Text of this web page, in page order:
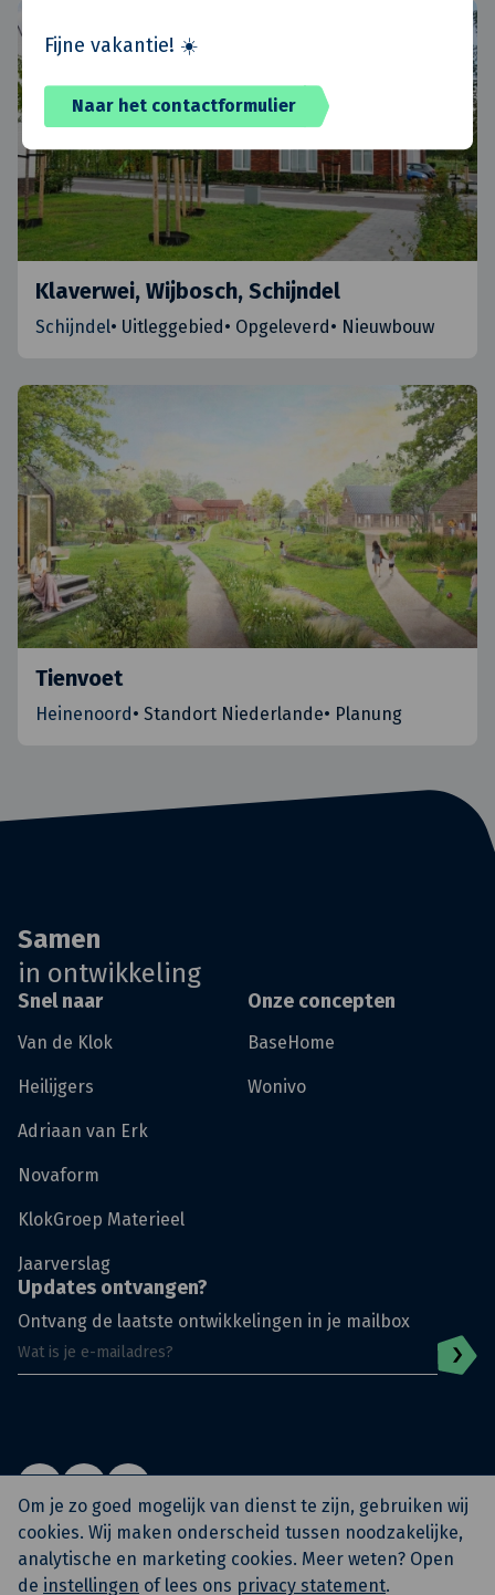
Fijne vakantie! ☀️
Naar het contactformulier
Klaverwei, Wijbosch, Schijndel
Schijndel• Uitleggebied • Opgeleverd • Nieuwbouw
Tienvoet
Heinenoord • Standort Niederlande• Planung
Samen
in ontwikkeling
Snel naar
Van de Klok
Heilijgers
Adriaan van Erk
Novaform
KlokGroep Materieel
Jaarverslag
Onze concepten
BaseHome
Wonivo
Updates ontvangen?
Ontvang de laatste ontwikkelingen in je mailbox
© KlokGroep Privacy Policy
Algemene voorwaarden
Archief KlokSignaal
KAM Beleidsverklaring Eerste werkdag
Om je zo goed mogelijk van dienst te zijn, gebruiken wij
cookies. Wij maken onderscheid tussen noodzakelijke,
analytische en marketing cookies. Meer weten? Open
de instellingen of lees ons privacy statement.